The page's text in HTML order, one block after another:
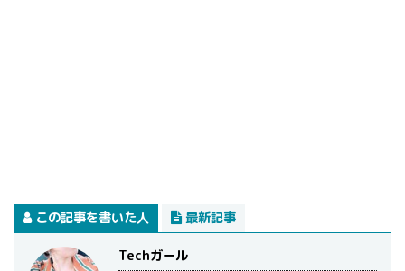
この記事を書いた人 最新記事
Techガール